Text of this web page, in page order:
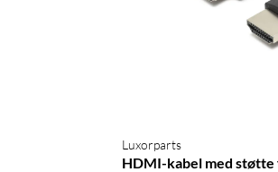
Luxorparts
HDMI-kabel med støtte